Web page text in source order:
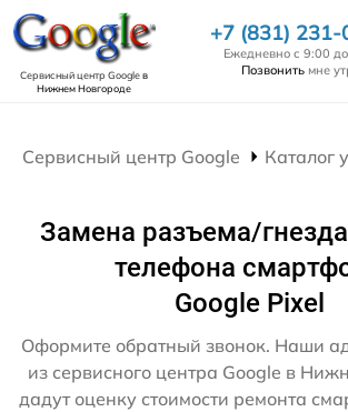
Сервисный центр Googleв
Нижнем Новгороде
+7 (831)
Ежедневно с 9:00
Позвонить мне
Сервисный центр Google Каталог
Замена разъема/
телефона
Google Pixel
Оформите обратный звонок. Наши
из сервисного центра Google в
дадут оценку стоимости ремонта